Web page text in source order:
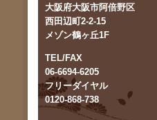
大阪府大阪市阿倍野区
西田辺町2-2-15
メゾン鶴ヶ丘1F
TEL/FAX
06-6694-6205
フリーダイヤル
0120-868-738